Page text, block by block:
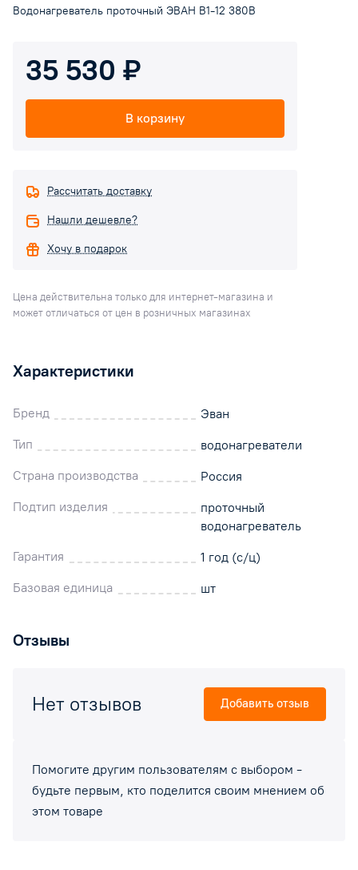
Водонагреватель проточный ЭВАН В1-12 380В
35 530 ₽
В корзину
Рассчитать доставку
Нашли дешевле?
Хочу в подарок
Цена действительна только для интернет-магазина и
может отличаться от цен в розничных магазинах
Характеристики
Бренд
Эван
Тип
водонагреватели
Страна производства
Россия
Подтип изделия
проточный
водонагреватель
Гарантия
1 год (с/ц)
Базовая единица
шт
Отзывы
Помогите другим пользователям с выбором -
будьте первым, кто поделится своим мнением об
этом товаре
Нет отзывов Добавить отзыв